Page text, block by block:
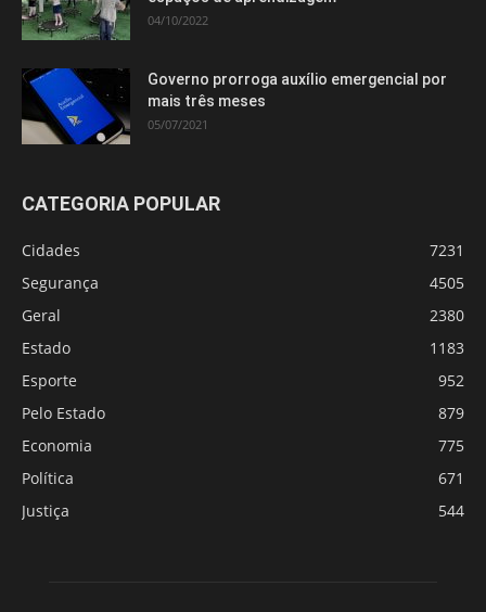
04/10/2022
Governo prorroga auxílio emergencial por
mais três meses
05/07/2021
CATEGORIA POPULAR
Cidades
7231
Segurança
4505
Geral
2380
Estado
1183
Esporte
952
Pelo Estado
879
Economia
775
Política
671
Justiça
544